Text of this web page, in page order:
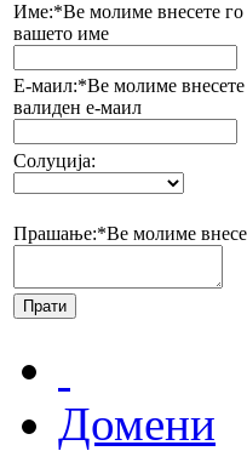
Име:*Ве молиме внесете го
вашето име
Е-маил:*Ве молиме внесете
валиден е-маил
Солуција:
Прашање:*Ве молиме
Домени